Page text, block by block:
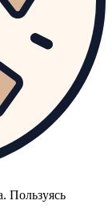
Пользуясь